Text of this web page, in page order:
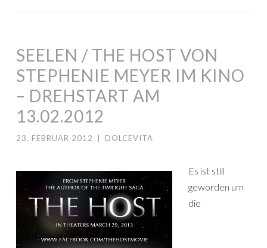
SEELEN / THE HOST VON
STEPHENIE MEYER IM KINO
– DREHSTART AM
13.02.2012
23. FEBRUAR 2012 DOLCEVITA
Es ist still
geworden um
die